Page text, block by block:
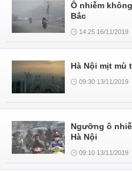
Ô nhiễm
Bắc
14:25 16/11/2019
Hà Nội mịt mù
09:30 13/11/2019
Ngưỡng ô
Hà Nội
09:10 13/11/2019